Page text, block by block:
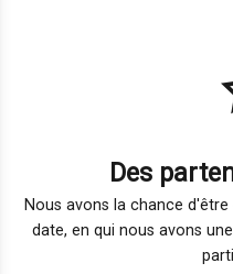
Des
Nous avons la chance
date, en qui nous avons